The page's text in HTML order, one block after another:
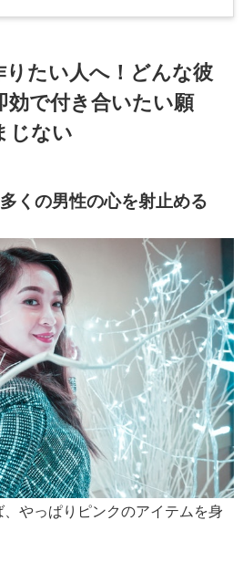
りたい人へ！どんな彼
効で付き合いたい願
じない
くの男性の心を射止める
やっぱりピンクのアイテムを身